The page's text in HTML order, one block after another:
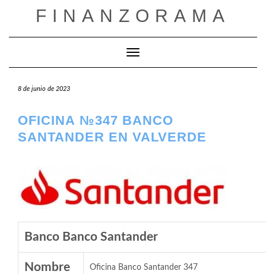
FINANZORAMA
Cambiar modo de navegación
8 de junio de 2023
OFICINA №347 BANCO
SANTANDER EN VALVERDE
Banco Banco Santander
Nombre Oficina Banco Santander 347